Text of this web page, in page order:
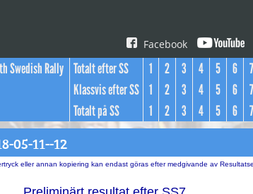
Facebook
Swedish Rally
Totalt efter SS
Klassvis efter SS
Totalt på SS
1 2 3 4 5 6 7
1
2 3 4 5 6 7
1
2 3 4 5 6 7
05-11--12
eller annan kopiering kan endast göras efter medgivande av